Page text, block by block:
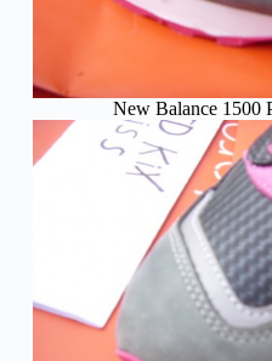
New Balance 1500